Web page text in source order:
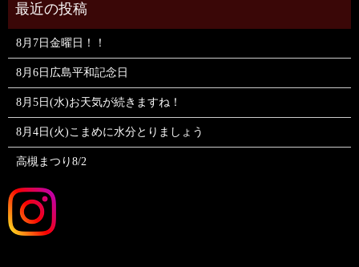
8月7日金曜日！！
8月6日広島平和記念日
8月5日(水)お天気が続きますね！
8月4日(火)こまめに水分とりましょう
高槻まつり8/2